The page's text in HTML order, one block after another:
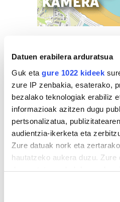
Datuen erabilera arduratsua
Guk eta gure 1022 kideek
zure IP zenbakia, esaterako,
bezalako teknologiak erabiliz
informazioak azitzen dugu
pertsonalizatua,
audientzia-ikerketa eta
Zure datuak nork eta
hautatzeko aukera duzu. Zure